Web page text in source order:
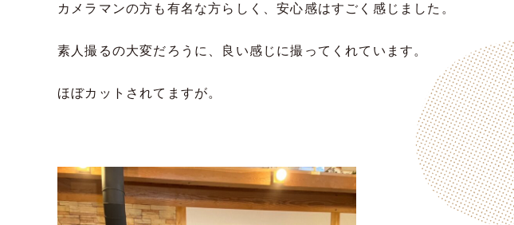
カメラマンの方も有名な方らしく、安心感はすごく感じました。
素人撮るの大変だろうに、良い感じに撮ってくれています。
ほぼカットされてますが。